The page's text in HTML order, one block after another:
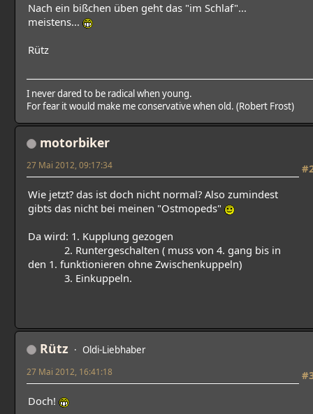
Nach ein bißchen üben geht das "im Schlaf"...
meistens...
Rütz
I never dared to be radical when young.
For fear it would make me conservative when old. (Robert Frost)
motorbiker
27 Mai 2012, 09:17:34
Wie jetzt? das ist doch nicht normal? Also zumindest
gibts das nicht bei meinen "Ostmopeds"
Da wird: 1. Kupplung gezogen
2. Runtergeschalten ( muss von 4. gang bis in
den 1. funktionieren ohne Zwischenkuppeln)
3. Einkuppeln.
Rütz Oldi-Liebhaber
27 Mai 2012, 16:41:18
Doch!